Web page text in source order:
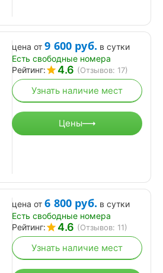
цена от 9 600 руб. в сутки
Есть свободные номера
Рейтинг:
4.6 (Отзывов: 17)
Узнать наличие мест
Цены
цена от 6 800 руб. в сутки
Есть свободные номера
Рейтинг:
4.6 (Отзывов: 11)
Узнать наличие мест
Осталось
23
дня
Акция «Кавказское
долголетие», санаторий
«Долина нарзанов»
Кисловодск
от 08.03.2026 по 31.08.2026